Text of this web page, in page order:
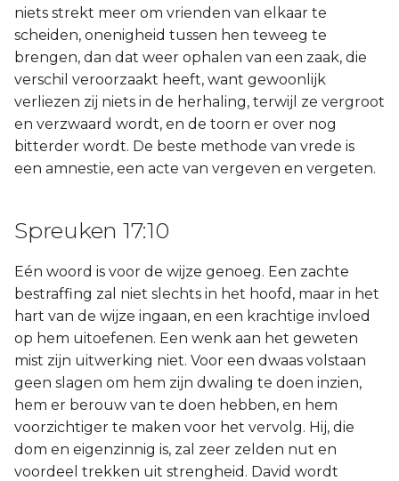
niets strekt meer om vrienden van elkaar te
scheiden, onenigheid tussen hen teweeg te
brengen, dan dat weer ophalen van een zaak, die
verschil veroorzaakt heeft, want gewoonlijk
verliezen zij niets in de herhaling, terwijl ze vergroot
en verzwaard wordt, en de toorn er over nog
bitterder wordt. De beste methode van vrede is
een amnestie, een acte van vergeven en vergeten.
Spreuken 17:10
Eén woord is voor de wijze genoeg. Een zachte
bestraffing zal niet slechts in het hoofd, maar in het
hart van de wijze ingaan, en een krachtige invloed
op hem uitoefenen. Een wenk aan het geweten
mist zijn uitwerking niet. Voor een dwaas volstaan
geen slagen om hem zijn dwaling te doen inzien,
hem er berouw van te doen hebben, en hem
voorzichtiger te maken voor het vervolg. Hij, die
dom en eigenzinnig is, zal zeer zelden nut en
voordeel trekken uit strengheid. David wordt